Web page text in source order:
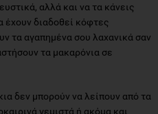
αλλά και να τα κάνεις
διαδοθεί κόφτες
τα αγαπημένα σου λαχανικά σαν
τα μακαρόνια σε
δεν μπορούν να λείπουν από τα
γεμιστά ή ακόμα και